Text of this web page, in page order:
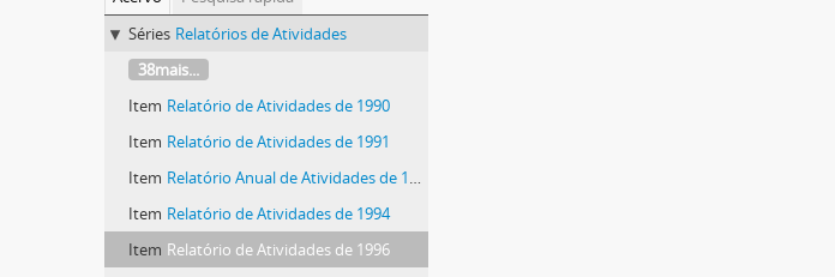
Séries Relatórios de Atividades
38mais...
Item Relatório de Atividades de 1990
Item Relatório de Atividades de 1991
Item Relatório Anual de Atividades de 1992
Item Relatório de Atividades de 1994
Item Relatório de Atividades de 1996